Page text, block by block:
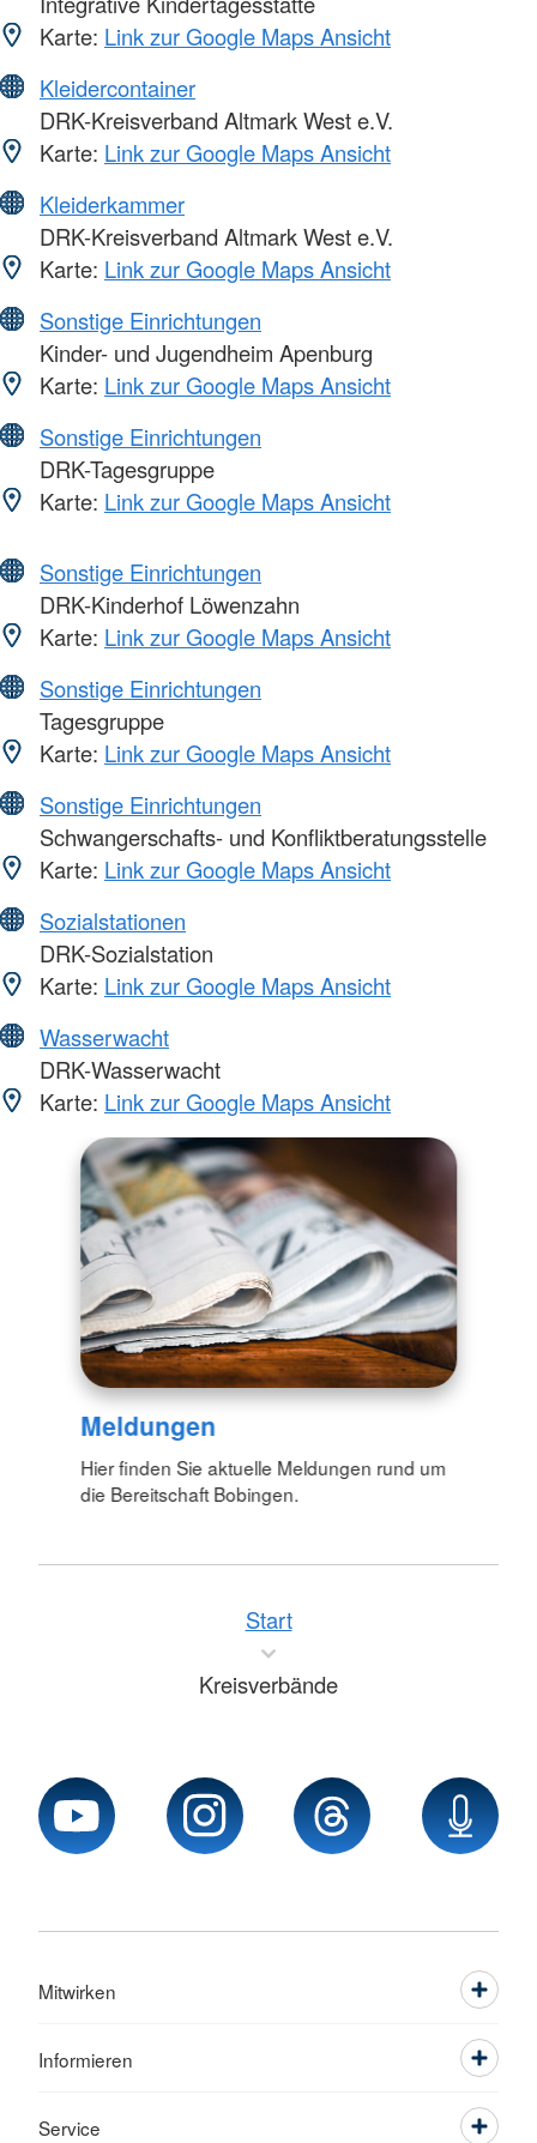
Karte: Link zur Google Maps Ansicht
Kleidercontainer
DRK-Kreisverband Altmark West e.V.
Karte: Link zur Google Maps Ansicht
Kleiderkammer
DRK-Kreisverband Altmark West e.V.
Karte: Link zur Google Maps Ansicht
Sonstige Einrichtungen
Kinder- und Jugendheim Apenburg
Karte: Link zur Google Maps Ansicht
Sonstige Einrichtungen
DRK-Tagesgruppe
Karte: Link zur Google Maps Ansicht
Sonstige Einrichtungen
DRK-Kinderhof Löwenzahn
Karte: Link zur Google Maps Ansicht
Sonstige Einrichtungen
Tagesgruppe
Karte: Link zur Google Maps Ansicht
Sonstige Einrichtungen
Schwangerschafts- und Konfliktberatungsstelle
Karte: Link zur Google Maps Ansicht
Sozialstationen
DRK-Sozialstation
Karte: Link zur Google Maps Ansicht
Wasserwacht
DRK-Wasserwacht
Karte: Link zur Google Maps Ansicht
Meldungen
Hier finden Sie aktuelle Meldungen rund um
die Bereitschaft Bobingen.
Start
Kreisverbände
Mitwirken
Informieren
Service